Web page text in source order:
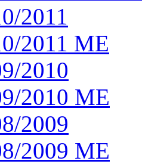
2011
2011 ME
2010
2010 ME
2009
2009 ME